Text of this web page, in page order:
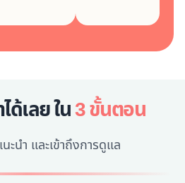
ด้เลย ใน3 ขั้นตอน
นำ และเข้าถึงการดูแล